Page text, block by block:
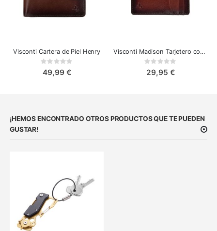
Visconti Cartera de Piel Henry
Rating:
49,99 €
Visconti Madison Tarjetero con Protección RFID
Rating:
29,95 €
¡HEMOS ENCONTRADO OTROS PRODUCTOS QUE TE PUEDEN
GUSTAR!